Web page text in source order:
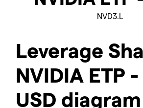
NVD3.L
Leverage
NVIDIA ETP -
USD diagram